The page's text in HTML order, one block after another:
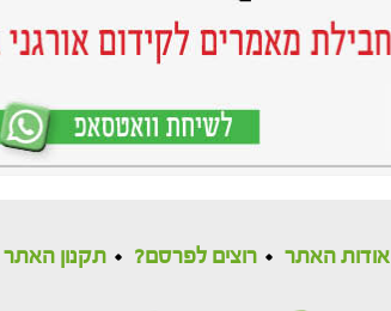
אודות האתר רוצים לפרסם? תקנון האתר